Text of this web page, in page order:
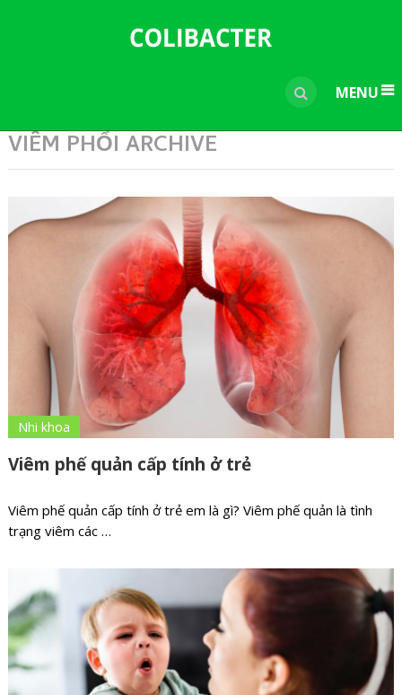
MENU
VIÊM PHỔI ARCHIVE
Viêm phế quản cấp tính ở trẻ
Nhi khoa
Viêm phế quản cấp tính ở trẻ em là gì? Viêm phế quản là tình
trạng viêm các …